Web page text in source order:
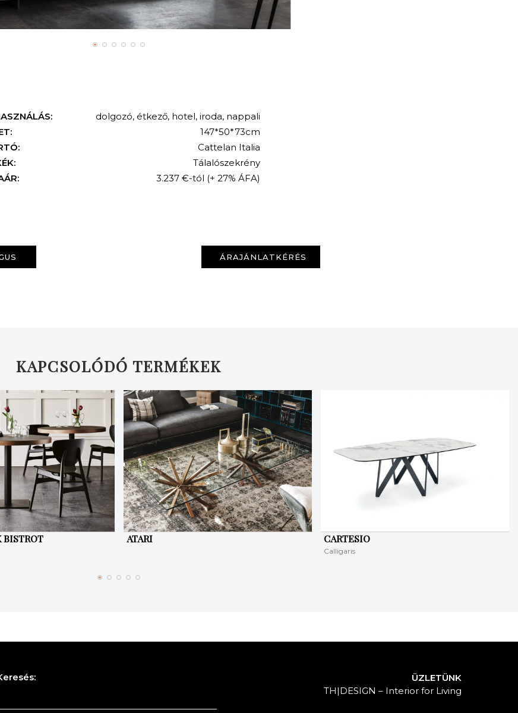
dolgozó, étkező, hotel, iroda, nappali
147*50*73cm
Cattelan Italia
Tálalószekrény
3.237 €-tól (+ 27% ÁFA)
ÁRAJÁNLATKÉRÉS
KAPCSOLÓDÓ TERMÉKEK
BISTROT ATARI CARTESIO
Calligaris
ÜZLETÜNK
TH|DESIGN – Interior for Living